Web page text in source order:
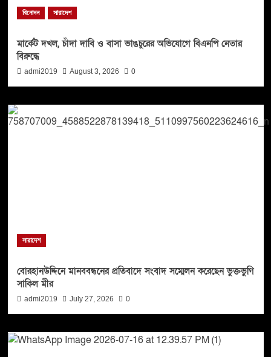
বিনোদন সারাদেশ
মার্কেট দখল, চাঁদা দাবি ও বাসা ভাঙচুরের অভিযোগে বিএনপি নেতার
বিরুদ্ধে
admi2019 August 3, 2026 0
সারাদেশ
বোরহানউদ্দিনে মানববন্ধনের প্রতিবাদে সংবাদ সম্মেলন করেছেন ভুক্তভুগি
সাকিল মীর
admi2019 July 27, 2026 0